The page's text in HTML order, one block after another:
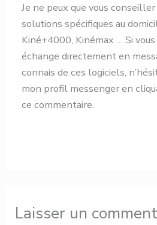
Je ne peux que vous
solutions spécifiques au
Kiné+4000, Kinémax … Si vous
échange directement en
connais de ces logiciels,
mon profil messenger en
ce commentaire.
Laisser un